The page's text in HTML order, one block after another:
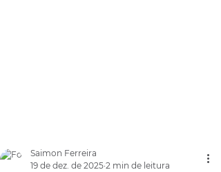
Saimon Ferreira
19 de dez. de 2025 2 min de leitura